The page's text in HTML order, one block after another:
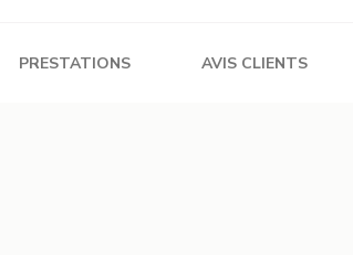
PRESTATIONS AVIS CLIENTS